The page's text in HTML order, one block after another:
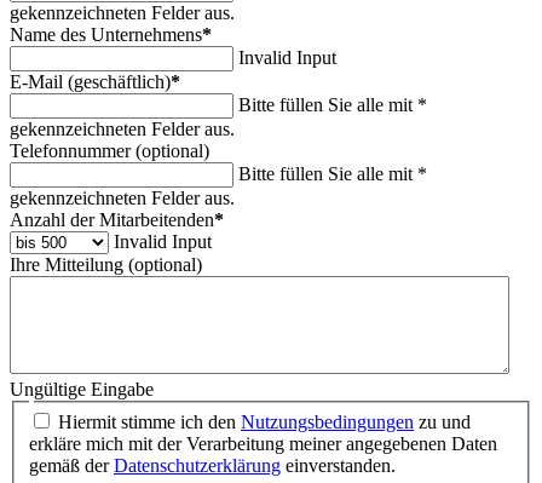
gekennzeichneten Felder aus.
Name des Unternehmens*
Invalid Input
E-Mail (geschäftlich)*
Bitte füllen Sie alle mit *
gekennzeichneten Felder aus.
Telefonnummer (optional)
Bitte füllen Sie alle mit *
gekennzeichneten Felder aus.
Anzahl der Mitarbeitenden*
Invalid Input
Ihre Mitteilung (optional)
Ungültige Eingabe
Hiermit stimme ich den Nutzungsbedingungen zu und
erkläre mich mit der Verarbeitung meiner angegebenen Daten
gemäß derDatenschutzerklärung einverstanden.